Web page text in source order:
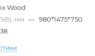
Wood
мм — 980*1475*750